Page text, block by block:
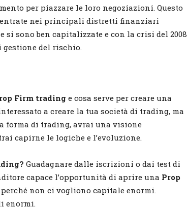
per piazzare le loro negoziazioni. Questo
nei principali distretti finanziari
sono ben capitalizzate e con la crisi del 2008
del rischio.
Firm trading e cosa serve per creare una
a creare la tua società di trading, ma
forma di trading, avrai una visione
capirne le logiche e l’evoluzione.
Guadagnare dalle iscrizioni o dai test di
capace l’opportunità di aprire una Prop
non ci vogliono capitale enormi.
enormi.